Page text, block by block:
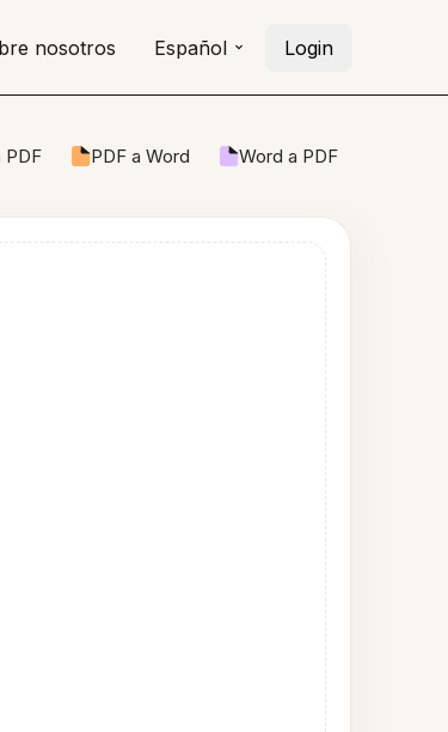
nosotros Español Login
PDF PDF a Word Word a PDF